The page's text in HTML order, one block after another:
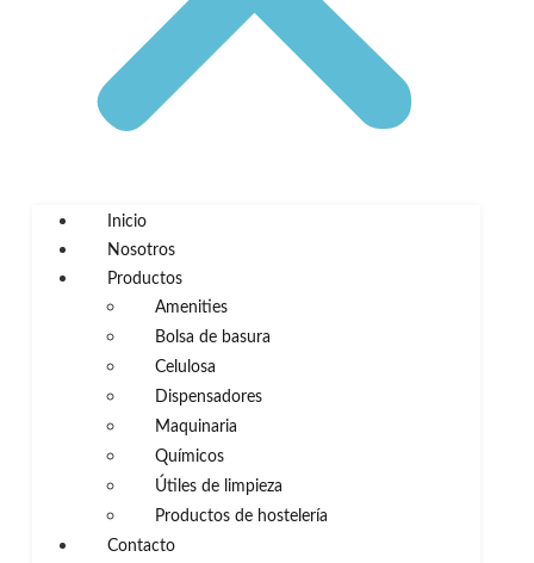
Inicio
Nosotros
Productos
Amenities
Bolsa de basura
Celulosa
Dispensadores
Maquinaria
Químicos
Útiles de limpieza
Productos de hostelería
Contacto